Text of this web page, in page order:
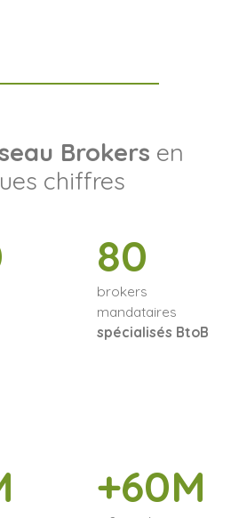
Brokers en
chiffres
80
brokers
mandataires
spécialisés BtoB
+60M